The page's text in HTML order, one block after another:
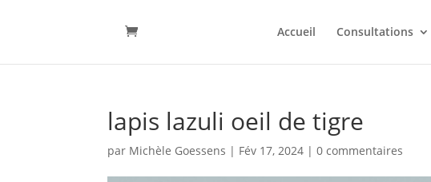
Accueil Consultations
lapis lazuli oeil de tigre
par Michèle Goessens | Fév 17, 2024 |0 commentaires